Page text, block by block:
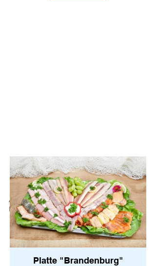
Unsere
Fischauswahl
Alle Fischplatten werden auf
Edelstahlplatten angerichtet für die wir
10,00 € Pfand berechnen.
Platte "Brandenburg"